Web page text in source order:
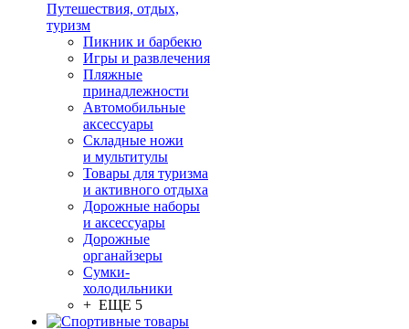
Путешествия, отдых,
туризм
Пикник и барбекю
Игры и развлечения
Пляжные
принадлежности
Автомобильные
аксессуары
Складные ножи
и мультитулы
Товары для туризма
и активного отдыха
Дорожные наборы
и аксессуары
Дорожные
органайзеры
Сумки-
холодильники
+ ЕЩЕ 5